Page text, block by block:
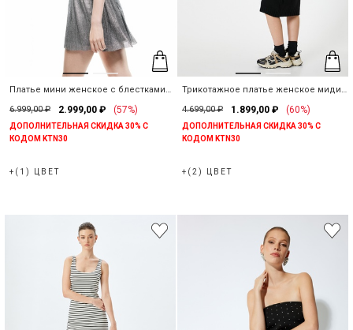
Платье мини женское с блестками
6.999,00 ₽ 2.999,00 ₽ (57%)
ДОПОЛНИТЕЛЬНАЯ СКИДКА 30% С
КОДОМ KTN30
+(1) ЦВЕТ
Трикотажное платье женское миди
4.699,00 ₽ 1.899,00 ₽ (60%)
ДОПОЛНИТЕЛЬНАЯ СКИДКА 30% С
КОДОМ KTN30
+(2) ЦВЕТ